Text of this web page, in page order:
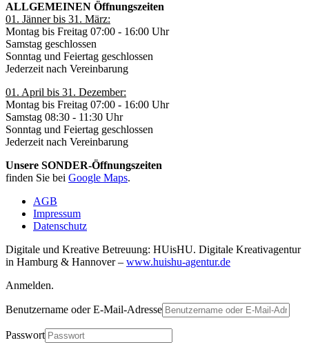
ALLGEMEINEN Öffnungszeiten
01. Jänner bis 31. März:
Montag bis Freitag 07:00 - 16:00 Uhr
Samstag geschlossen
Sonntag und Feiertag geschlossen
Jederzeit nach Vereinbarung
01. April bis 31. Dezember:
Montag bis Freitag 07:00 - 16:00 Uhr
Samstag 08:30 - 11:30 Uhr
Sonntag und Feiertag geschlossen
Jederzeit nach Vereinbarung
Unsere SONDER-Öffnungszeiten
finden Sie bei Google Maps.
AGB
Impressum
Datenschutz
Digitale und Kreative Betreuung: HUisHU. Digitale Kreativagentur
in Hamburg & Hannover – www.huishu-agentur.de
Anmelden.
Benutzername oder E-Mail-Adresse
Passwort